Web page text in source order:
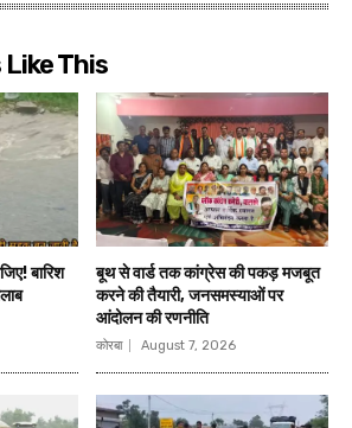
This
बारिश
बूथ से वार्ड तक कांग्रेस की पकड़ मजबूत
करने की तैयारी, जनसमस्याओं पर
आंदोलन की रणनीति
कोरबा August 7, 2026